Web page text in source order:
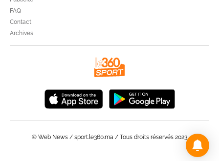
FAQ
Contact
Archives
© Web News / sport.le360.ma / Tous droits réservés 2023